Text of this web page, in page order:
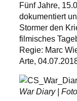
Fünf Jahre,
dokumentiert
Stormer den
filmisches
Regie: Marc
Arte,
War Diary |